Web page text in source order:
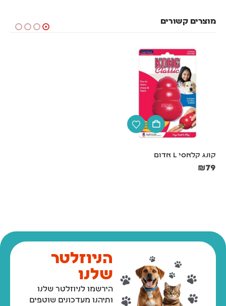
מוצרים קשורים
קונג קלאסי L אדום
₪79
הניוזלטר
שלנו
הירשמו לניוזלטר שלנו
ותיהנו מעדכונים שוטפים